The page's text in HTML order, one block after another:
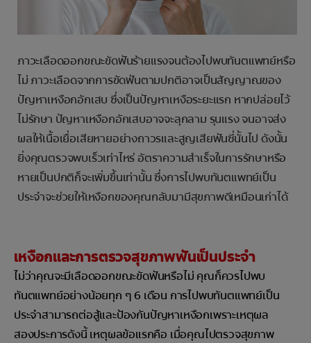
ภาวะเลือดออกขณะขัดฟันร้ายแรงจนต้องไปพบทันตแพทย์หรือ
ไม่ ภาวะเลือดจากการขัดฟันตามปกติอาจเป็นสัญญาณของ
ปัญหาเหงือกอักเสบ ซึ่งเป็นปัญหาเหงือระยะแรก หากปล่อยไว้
ไม่รักษา ปัญหาเหงือกอักเสบอาจจะลุกลาม รุนแรง จนอาจส่ง
ผลให้เนื้อเยื่อเสียหายอย่างถาวรและสูญเสียฟันซี่นั้นไป ดังนั้น
ยิ่งคุณตรวจพบเร็วเท่าไหร่ อัตราความสำเร็จในการรักษาหรือ
หายเป็นปกติก็จะเพิ่มขึ้นเท่านั้น ซึ่งการไปพบทันตแพทย์เป็น
ประจำจะช่วยให้เหงือกของคุณกลับมามีสุขภาพดีเหมือนเก่าได้
เหงือกและการตรวจสุขภาพฟันเป็นประจำ
ไม่ว่าคุณจะมีเลือดออกขณะขัดฟันหรือไม่ คุณก็ควรไปพบ
ทันตแพทย์อย่างน้อยทุก ๆ 6 เดือน การไปพบทันตแพทย์เป็น
ประจำสามารถต่อสู้และป้องกันปัญหาเหงือกเพราะเหตุผล
สองประการดังนี้ เหตุผลข้อแรกคือ เมื่อคุณไปตรวจสุขภาพ